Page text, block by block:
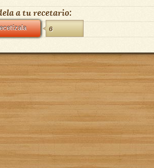
a tu recetario:
6